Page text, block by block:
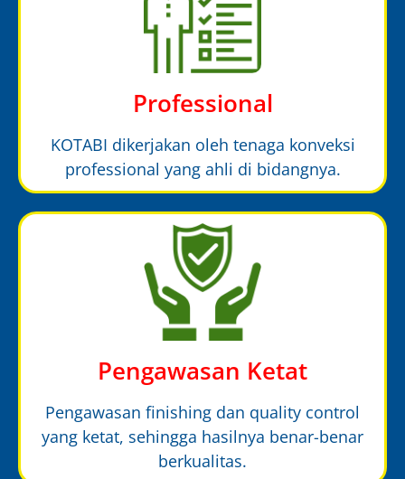
Professional
KOTABI dikerjakan oleh tenaga konveksi
professional yang ahli di bidangnya.
Pengawasan Ketat
Pengawasan finishing dan quality control
yang ketat, sehingga hasilnya benar-benar
berkualitas.